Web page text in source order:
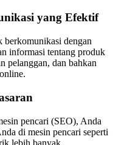
yang Efektif
berkomunikasi dengan
informasi tentang produk
pelanggan, dan bahkan
pencari (SEO), Anda
di mesin pencari seperti
lebih banyak